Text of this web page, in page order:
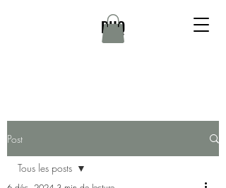
DHQ
Post
Tous les posts